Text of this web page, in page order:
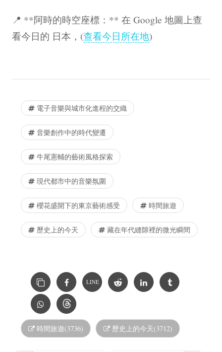
📍 **阿時的時空座標：** 在 Google 地圖上查
看今日的 日本，(查看今日所在地)
電子音樂與城市化進程的交織
音樂創作中的時代變遷
牛尾憲輔的藝術風格探索
現代都市中的音樂氛圍
櫻花盛開下的東京藝術感受 時間旅遊
歷史上的今天 藏在年代縫隙裡的微光瞬間
LINE
時間旅遊(3736) 歷史上的今天(3712)